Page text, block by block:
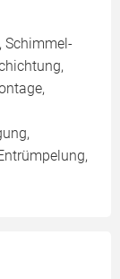
Schimmel-